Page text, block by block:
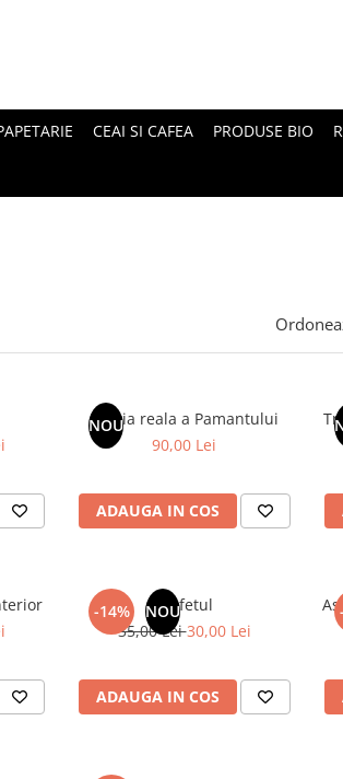
CEAI SI CAFEA PRODUSE BIO
NOU
Istoria reala a Pamantului
90,00 Lei
ADAUGA IN COS
-14% NOU
Profetul
35,00 Lei30,00 Lei
ADAUGA IN COS